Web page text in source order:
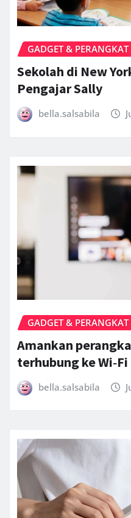
GADGET & PERANGKAT
Sekolah di New
Pengajar Sally
bella.salsabila
GADGET & PERANGKAT
Amankan
terhubung ke Wi‑Fi
bella.salsabila